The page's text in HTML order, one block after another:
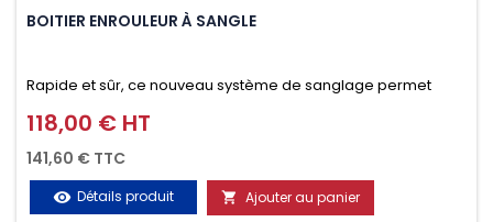
BOITIER ENROULEUR À SANGLE
Rapide et sûr, ce nouveau système de sanglage permet
d’arrimer le chargement sur la galerie en moins d’une
minute.
Prix
118,00 € HT
141,60 € TTC
visibility Détails produit  Ajouter au panier